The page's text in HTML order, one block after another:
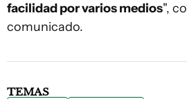
facilidad por varios medios",
comunicado.
TEMAS